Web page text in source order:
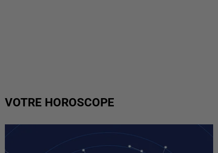
VOTRE HOROSCOPE